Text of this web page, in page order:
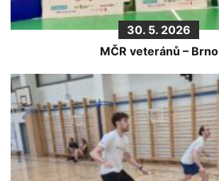
30. 5. 2026
MČR veteránů – Brno